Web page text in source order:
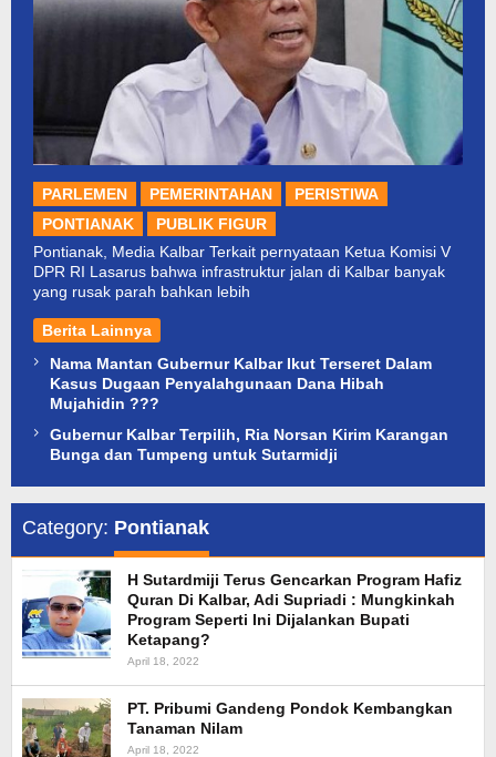
PARLEMEN PEMERINTAHAN
PERISTIWA
PONTIANAK
PUBLIK FIGUR
Pontianak, Media Kalbar Terkait pernyataan Ketua Komisi V
DPR RI Lasarus bahwa infrastruktur jalan di Kalbar banyak
yang rusak parah bahkan lebih
Berita Lainnya
Nama Mantan Gubernur Kalbar Ikut Terseret Dalam
Kasus Dugaan Penyalahgunaan Dana Hibah
Mujahidin ???
Gubernur Kalbar Terpilih, Ria Norsan Kirim Karangan
Bunga dan Tumpeng untuk Sutarmidji
Category: Pontianak
H Sutardmiji Terus Gencarkan Program Hafiz
Quran Di Kalbar, Adi Supriadi : Mungkinkah
Program Seperti Ini Dijalankan Bupati
Ketapang?
April 18, 2022
PT. Pribumi Gandeng Pondok Kembangkan
Tanaman Nilam
April 18, 2022